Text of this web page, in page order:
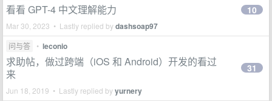
看看 GPT-4 中文理解能力
Mar 30, 2023 • Lastly replied bydashsoap97
10
问与答 • leconio
求助帖，做过跨端（iOS 和 Android）开发的看过
来
Jun 18, 2019 • Lastly replied byyurnery
31